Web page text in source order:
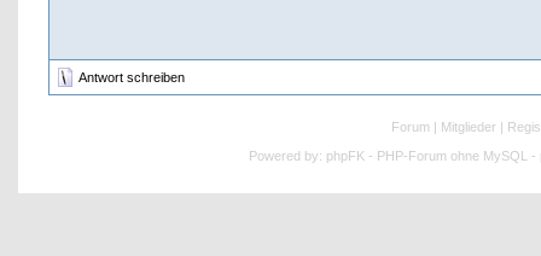
Antwort schreiben
Forum | Mitglieder |
Powered by: phpFK - PHP-Forum ohne MySQL -